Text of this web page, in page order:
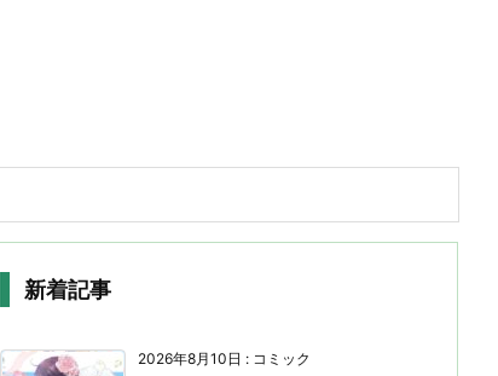
新着記事
2026年8月10日 : コミック